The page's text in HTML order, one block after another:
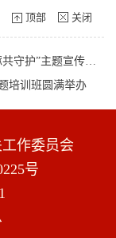
顶部 关闭
培训班圆满举办
作委员会
号